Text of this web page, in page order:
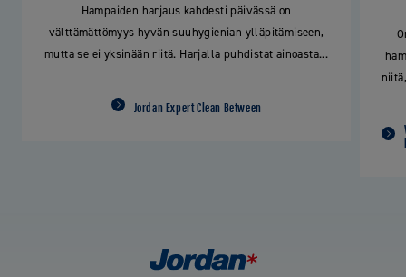
Hampaiden harjaus kahdesti päivässä on
välttämättömyys hyvän suuhygienian ylläpitämiseen,
mutta se ei yksinään riitä. Harjalla puhdistat ainoasta...
Jordan Expert Clean Between